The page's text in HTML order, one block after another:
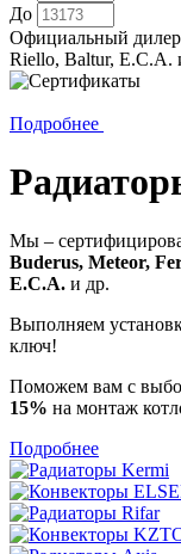
До
Официальный дилер
Riello, Baltur, E.C.A.
Подробнее
Мы –
Buderus, Meteor,
E.C.A. и др.
Выполняем
ключ!
Поможем вам с
15% на монтаж
Подробнее